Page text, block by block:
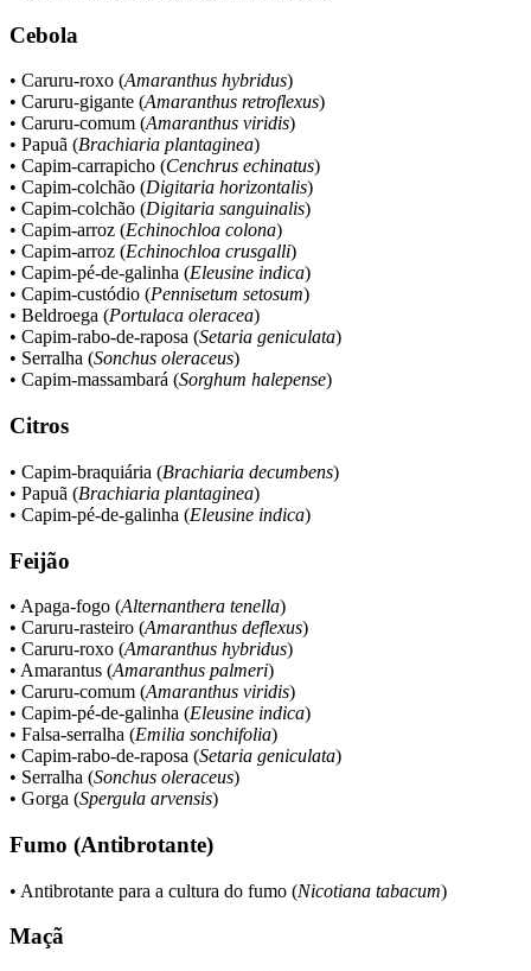
Cebola
• Caruru-roxo (Amaranthus hybridus)
• Caruru-gigante (Amaranthus retroflexus)
• Caruru-comum (Amaranthus viridis)
• Papuã (Brachiaria plantaginea)
• Capim-carrapicho (Cenchrus echinatus)
• Capim-colchão (Digitaria horizontalis)
• Capim-colchão (Digitaria sanguinalis)
• Capim-arroz (Echinochloa colona)
• Capim-arroz (Echinochloa crusgalli)
• Capim-pé-de-galinha (Eleusine indica)
• Capim-custódio (Pennisetum setosum)
• Beldroega (Portulaca oleracea)
• Capim-rabo-de-raposa (Setaria geniculata)
• Serralha (Sonchus oleraceus)
• Capim-massambará (Sorghum halepense)
Citros
• Capim-braquiária (Brachiaria decumbens)
• Papuã (Brachiaria plantaginea)
• Capim-pé-de-galinha (Eleusine indica)
Feijão
• Apaga-fogo (Alternanthera tenella)
• Caruru-rasteiro (Amaranthus deflexus)
• Caruru-roxo (Amaranthus hybridus)
• Amarantus (Amaranthus palmeri)
• Caruru-comum (Amaranthus viridis)
• Capim-pé-de-galinha (Eleusine indica)
• Falsa-serralha (Emilia sonchifolia)
• Capim-rabo-de-raposa (Setaria geniculata)
• Serralha (Sonchus oleraceus)
• Gorga (Spergula arvensis)
Fumo (Antibrotante)
• Antibrotante para a cultura do fumo (Nicotiana tabacum)
Maçã